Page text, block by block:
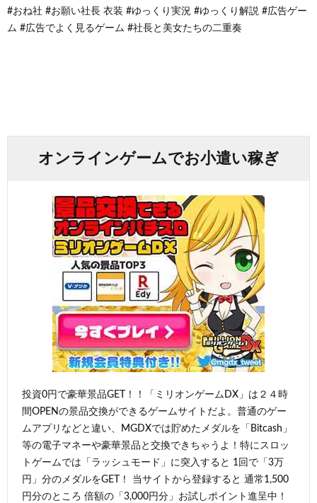
#おね社 #お願い社長 衣装 #ゆっくり実況 #ゆっくり解説 #広告ゲー
ム #広告でよく見るゲーム #社長と美女たちの二重奏
オンラインゲームでお小遣い稼ぎ
投資0円で豪華景品GET！！「ミリオンゲームDX」は２４時
間OPENの景品交換ができるゲームサイトだよ。普通のゲー
ムアプリなどと違い、MGDXでは貯めたメダルを「Bitcash」
等の電子マネーや豪華景品と交換できちゃうよ！特にスロッ
トゲームでは「ラッシュモード」に突入すると 1回で「3万
円」分のメダルをGET！ 当サイトから登録すると 通常1,500
円分のところ 倍額の「3,000円分」お試しポイント進呈中！